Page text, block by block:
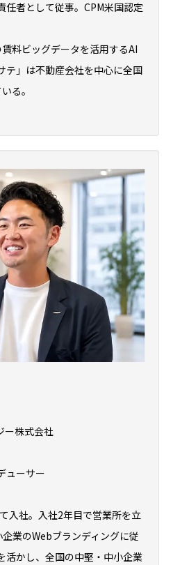
任者として従事。CPM米国認定
料ビッグデータを活用するAI
テ」は不動産会社を中心に全国
る。
ー株式会社
ューサー
入社。入社2年目で営業所を立
業のWebブランディングに従
活かし、全国の中堅・中小企業